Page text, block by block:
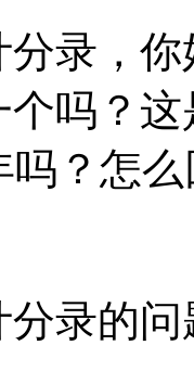
录，
吗？
吗？怎
录的问